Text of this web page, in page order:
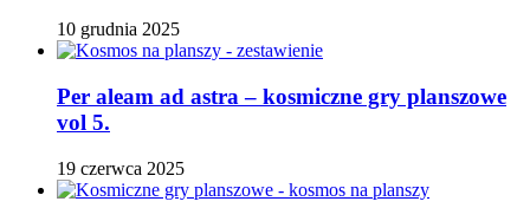
10 grudnia 2025
Per aleam ad astra – kosmiczne gry planszowe
vol 5.
19 czerwca 2025